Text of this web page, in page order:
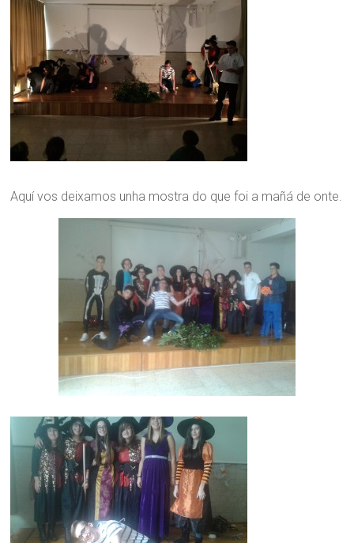
Aquí vos deixamos unha mostra do que foi a mañá de onte.